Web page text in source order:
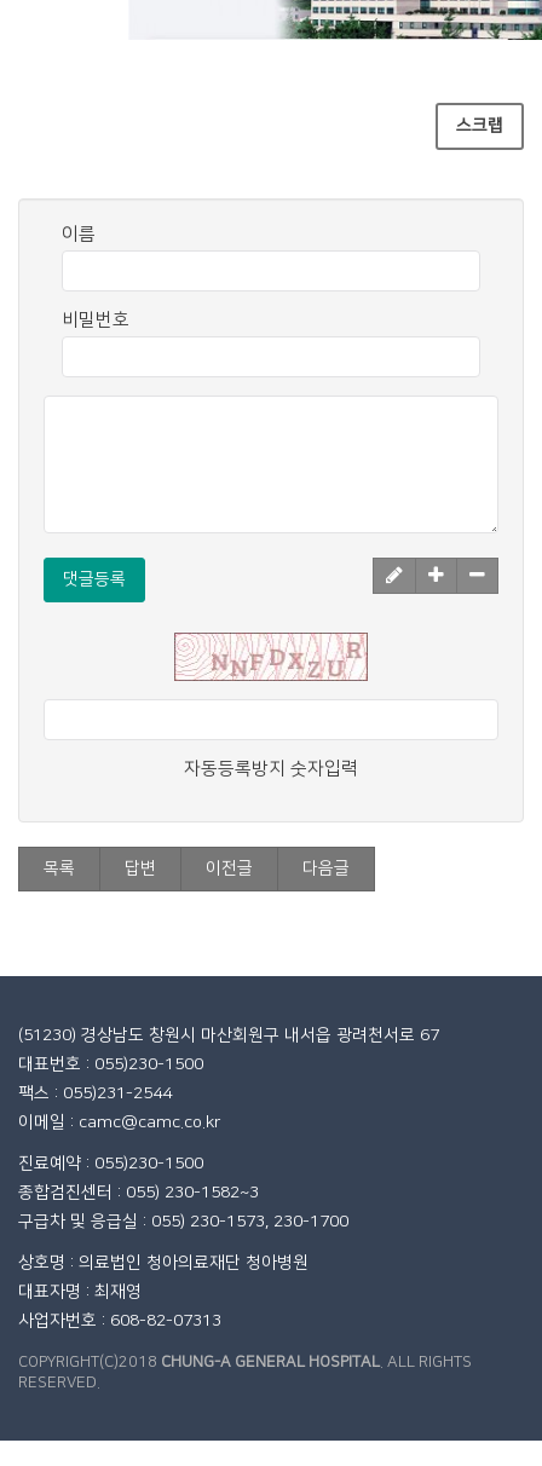
스크랩
이름
비밀번호
댓글등록
자동등록방지 숫자입력
목록 답변 이전글 다음글
(51230) 경상남도 창원시 마산회원구 내서읍 광려천서로 67
대표번호 : 055)230-1500
팩스 : 055)231-2544
이메일 : camc@camc.co.kr
진료예약 : 055)230-1500
종합검진센터 : 055) 230-1582~3
구급차 및 응급실 : 055) 230-1573, 230-1700
상호명 : 의료법인 청아의료재단 청아병원
대표자명 : 최재영
사업자번호 : 608-82-07313
COPYRIGHT(C)2018 CHUNG-A GENERAL HOSPITAL. ALL RIGHTS
RESERVED.